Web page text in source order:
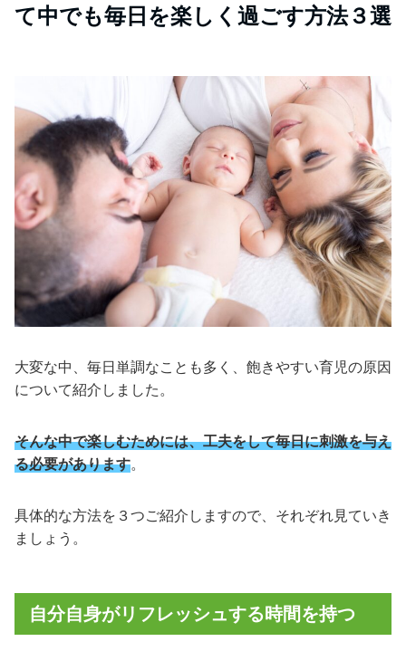
て中でも毎日を楽しく過ごす方法３選
大変な中、毎日単調なことも多く、飽きやすい育児の原因
について紹介しました。
そんな中で楽しむためには、工夫をして毎日に刺激を与え
る必要があります。
具体的な方法を３つご紹介しますので、それぞれ見ていき
ましょう。
自分自身がリフレッシュする時間を持つ